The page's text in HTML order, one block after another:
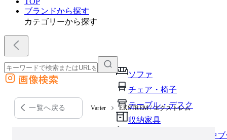
ブランドから探す
カテゴリーから探す
ソファ
チェア・椅子
テーブル・デスク
収納家具
パーソナルブース・集中
外部サイトの商品をカートに追加
他のサイトで見つけた商品ページのURLを貼り付けて、カートに追加できます
画像検索
一覧へ戻る Varier EKSTREM / エクストレム